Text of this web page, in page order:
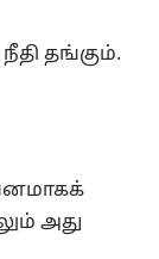
தங்கும்.
அது